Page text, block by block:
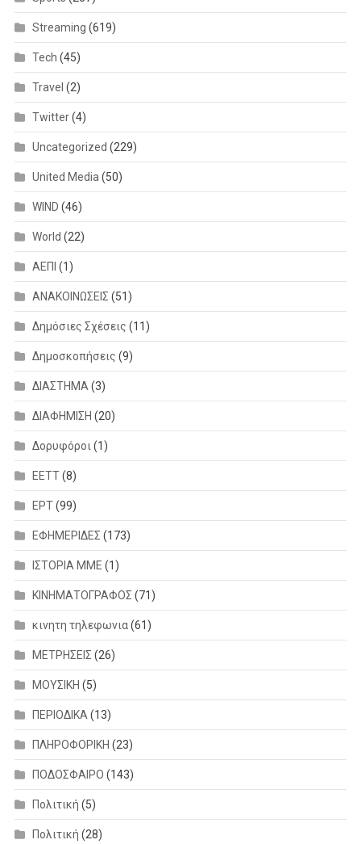
Streaming (619)
Tech (45)
Travel (2)
Twitter(4)
Uncategorized (229)
United Media (50)
WIND (46)
World (22)
ΑΕΠΙ (1)
ΑΝΑΚΟΙΝΩΣΕΙΣ (51)
Δημόσιες Σχέσεις (11)
Δημοσκοπήσεις (9)
ΔΙΑΣΤΗΜΑ (3)
ΔΙΑΦΗΜΙΣΗ (20)
Δορυφόροι (1)
ΕΕΤΤ(8)
ΕΡΤ(99)
ΕΦΗΜΕΡΙΔΕΣ (173)
ΙΣΤΟΡΙΑ ΜΜΕ (1)
ΚΙΝΗΜΑΤΟΓΡΑΦΟΣ (71)
κινητη τηλεφωνια(61)
ΜΕΤΡΗΣΕΙΣ (26)
ΜΟΥΣΙΚΗ (5)
ΠΕΡΙΟΔΙΚΑ (13)
ΠΛΗΡΟΦΟΡΙΚΗ (23)
ΠΟΔΟΣΦΑΙΡΟ (143)
Πολιτική (5)
Πολιτική (28)